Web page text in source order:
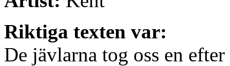
Riktiga texten var:
De jävlarna tog oss en efter